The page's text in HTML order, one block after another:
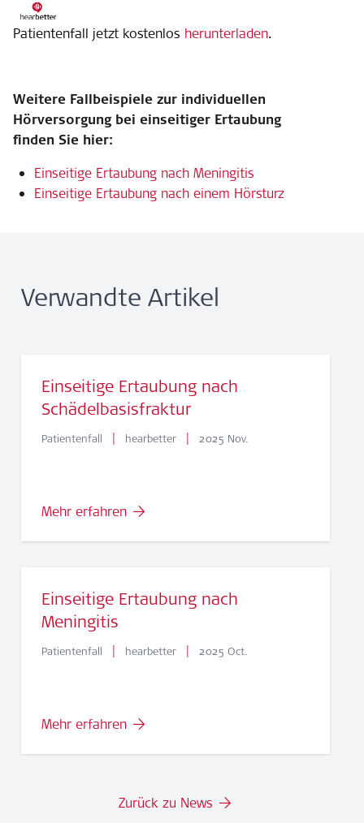
Patientenfall jetzt kostenlos herunterladen.
Weitere Fallbeispiele zur individuellen
Hörversorgung bei einseitiger Ertaubung
finden Sie hier:
Einseitige Ertaubung nach Meningitis
Einseitige Ertaubung nach einem Hörsturz
Verwandte Artikel
Einseitige Ertaubung nach
Schädelbasisfraktur
Patientenfall | hearbetter | 2025 Nov.
Mehr erfahren
Einseitige Ertaubung nach
Meningitis
Patientenfall | hearbetter | 2025 Oct.
Mehr erfahren
Zurück zu News